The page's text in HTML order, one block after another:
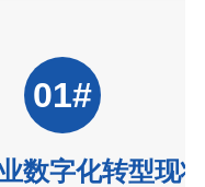
01#
数字化转型现